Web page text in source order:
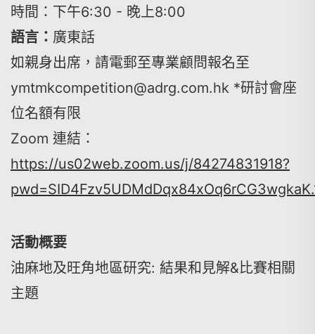
時間：下午6:30 - 晚上8:00
語言： 廣東話
如親身出席，請電郵至專業顧問報名至
ymtmkcompetition@adrg.com.hk *研討會座
位名額有限
Zoom 連結：
https://us02web.zoom.us/j/84274831918?
活動概要
油麻地及旺角地區研究: 結果和見解&比賽相關
主題